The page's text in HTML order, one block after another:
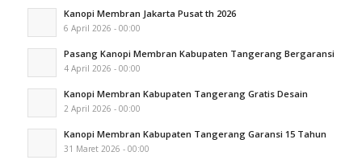
Kanopi Membran Jakarta Pusat th 2026
6 April 2026 - 00:00
Pasang Kanopi Membran Kabupaten Tangerang Bergaransi
4 April 2026 - 00:00
Kanopi Membran Kabupaten Tangerang Gratis Desain
2 April 2026 - 00:00
Kanopi Membran Kabupaten Tangerang Garansi 15 Tahun
31 Maret 2026 - 00:00